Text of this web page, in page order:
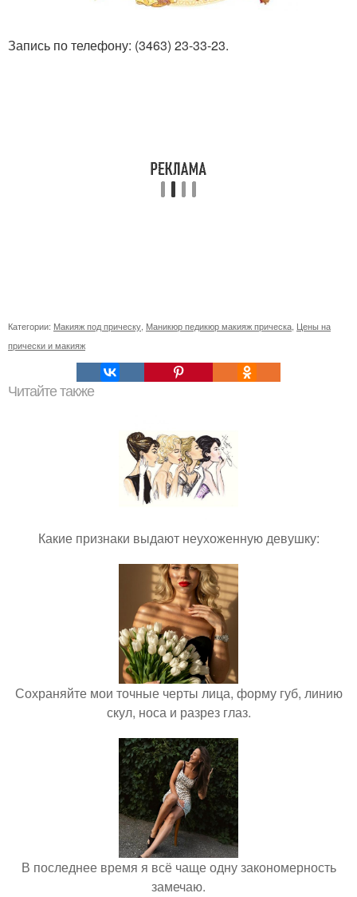
Запись по телефону: (3463) 23-33-23.
Категории: Макияж под прическу Маникюр педикюр макияж прическа Цены на
прически и макияж
Читайте также
Какие признаки выдают неухоженную девушку:
Сохраняйте мои точные черты лица, форму губ, линию
скул, носа и разрез глаз.
В последнее время я всё чаще одну закономерность
замечаю.